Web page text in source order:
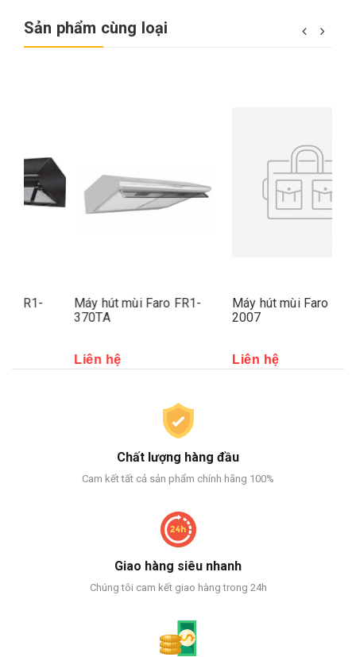
Sản phẩm cùng loại
Máy hút mùi Faro FR1-
Máy hút mùi Faro FR1-
Chất lượng hàng đầu
Cam kết tất cả sản phẩm chính hãng 100%
Giao hàng siêu nhanh
Chúng tôi cam kết giao hàng trong 24h